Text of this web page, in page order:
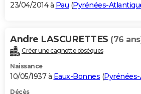
23/04/2014 à Pau (Pyrénées-
Andre LASCURETTES (76
Créer une cagnotte obsèques
Naissance
10/05/1937 à Eaux-Bonnes (
Décès